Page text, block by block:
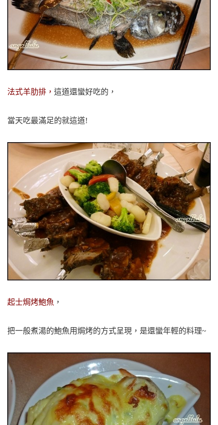
法式羊肋排， 這道還蠻好吃的，
當天吃最滿足的就這道!
起士焗烤鮑魚 ，
把一般煮湯的鮑魚用焗烤的方式呈現，是還蠻年輕的料理~